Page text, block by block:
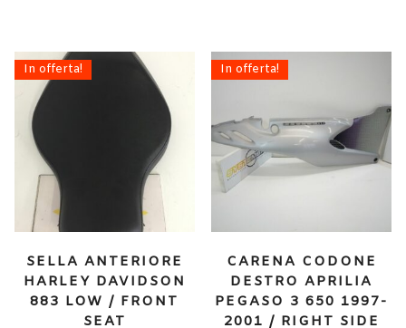
In offerta!
SELLA ANTERIORE
HARLEY DAVIDSON
883 LOW / FRONT
SEAT
In offerta!
CARENA CODONE
DESTRO APRILIA
PEGASO 3 650 1997-
2001 / RIGHT SIDE